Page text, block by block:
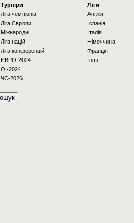
Турніри
Ліга чемпіонів
Ліга Європи
Міжнародні
Ліга націй
Ліга конференцій
ЄВРО-2024
OI-2024
ЧС-2026
Ліги
Англія
Іспанія
Італія
Німеччина
Франція
Інші